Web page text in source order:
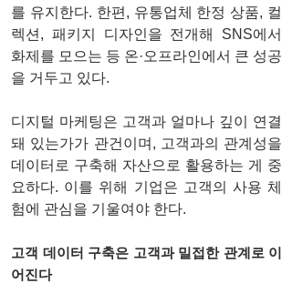
를 유지한다. 한편, 유통업체 한정 상품, 컬
렉션, 패키지 디자인을 전개해 SNS에서
화제를 모으는 등 온·오프라인에서 큰 성공
을 거두고 있다.
디지털 마케팅은 고객과 얼마나 깊이 연결
돼 있는가가 관건이며, 고객과의 관계성을
데이터로 구축해 자산으로 활용하는 게 중
요하다. 이를 위해 기업은 고객의 사용 체
험에 관심을 기울여야 한다.
고객 데이터 구축은 고객과 밀접한 관계로 이
어진다